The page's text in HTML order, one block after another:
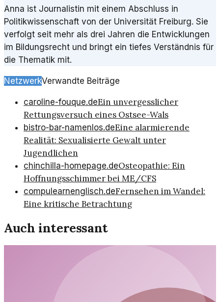
Anna ist Journalistin mit einem Abschluss in
Politikwissenschaft von der Universität Freiburg. Sie
verfolgt seit mehr als drei Jahren die Entwicklungen
im Bildungsrecht und bringt ein tiefes Verständnis für
die Thematik mit.
NetzwerkVerwandte Beiträge
caroline-fouque.deEin unvergesslicher
Rettungsversuch eines Ostsee-Wals
bistro-bar-namenlos.deEine alarmierende
Realität: Sexualisierte Gewalt unter
Jugendlichen
chinchilla-homepage.deOsteopathie: Ein
Hoffnungsschimmer bei ME/CFS
compulearnenglisch.deFernsehen im Wandel:
Eine kritische Betrachtung
Auch interessant